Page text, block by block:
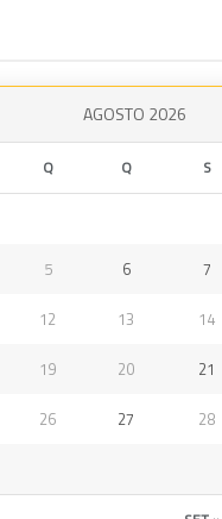
AGOSTO 2026
Q Q S
5 6 7
12 13 14
19 20 21
26 27 28